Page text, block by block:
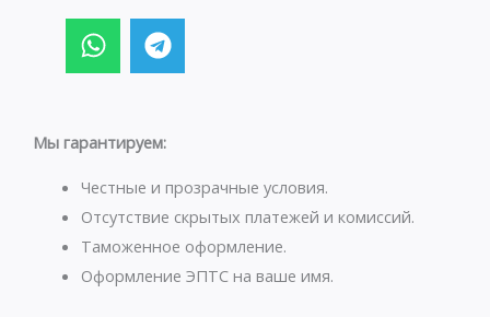
W
h
a
s
p
p
T
e
l
g
a
m
Мы гарантируем:
Честные и прозрачные условия.
Отсутствие скрытых платежей и комиссий.
Таможенное оформление.
Оформление ЭПТС на ваше имя.